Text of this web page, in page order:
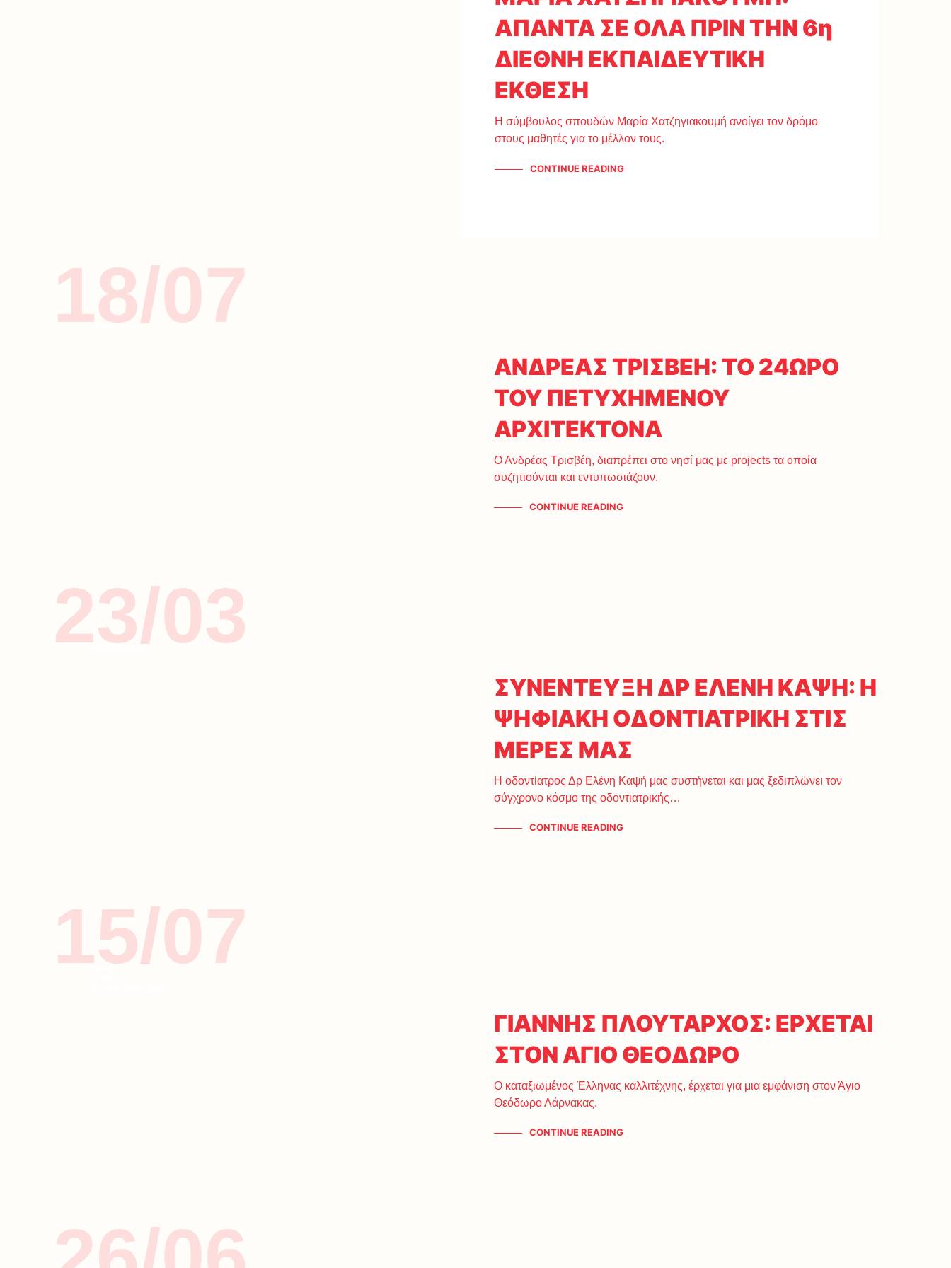
ΑΠΑΝΤΑ ΣΕ ΟΛΑ ΠΡΙΝ ΤΗΝ 6η
ΔΙΕΘΝΗ ΕΚΠΑΙΔΕΥΤΙΚΗ
ΕΚΘΕΣΗ
Η σύμβουλος σπουδών Μαρία Χατζηγιακουμή ανοίγει τον δρόμο
στους μαθητές για το μέλλον τους.
CONTINUE READING
18/07
ΑΝΔΡΕΑΣ ΤΡΙΣΒΕΗ: ΤΟ 24ΩΡΟ
ΤΟΥ ΠΕΤΥΧΗΜΕΝΟΥ
ΑΡΧΙΤΕΚΤΟΝΑ
Ο Ανδρέας Τρισβέη, διαπρέπει στο νησί μας με projects τα οποία
συζητιούνται και εντυπωσιάζουν.
CONTINUE READING
23/03
ΣΥΝΕΝΤΕΥΞΗ ΔΡ ΕΛΕΝΗ ΚΑΨΗ: Η
ΨΗΦΙΑΚΗ ΟΔΟΝΤΙΑΤΡΙΚΗ ΣΤΙΣ
ΜΕΡΕΣ ΜΑΣ
Η οδοντίατρος Δρ Ελένη Καψή μας συστήνεται και μας ξεδιπλώνει τον
σύγχρονο κόσμο της οδοντιατρικής…
CONTINUE READING
15/07
ΓΙΑΝΝΗΣ ΠΛΟΥΤΑΡΧΟΣ: ΕΡΧΕΤΑΙ
ΣΤΟΝ ΑΓΙΟ ΘΕΟΔΩΡΟ
Ο καταξιωμένος Έλληνας καλλιτέχνης, έρχεται για μια εμφάνιση στον Άγιο
Θεόδωρο Λάρνακας.
CONTINUE READING